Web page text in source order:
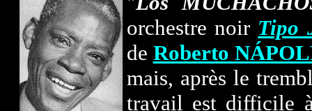
orchestre noir Tipo
de Roberto
mais, après le
travail est difficile